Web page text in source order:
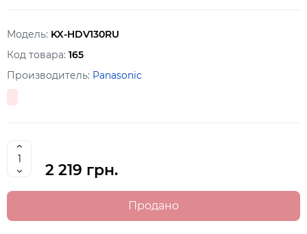
Модель: KX-HDV130RU
Код товара: 165
Производитель: Panasonic
2 219 грн.
Продано